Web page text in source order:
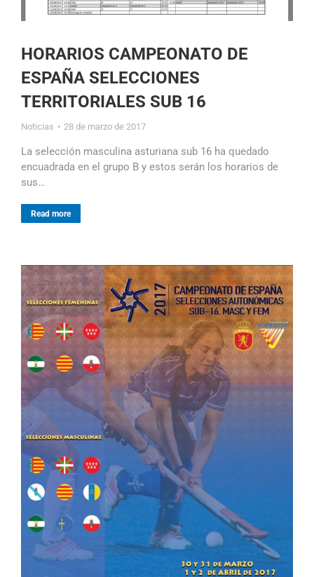
HORARIOS CAMPEONATO DE
ESPAÑA SELECCIONES
TERRITORIALES SUB 16
Noticias 28 de marzo de 2017
La selección masculina asturiana sub 16 ha quedado
encuadrada en el grupo B y estos serán los horarios de
sus…
Read more